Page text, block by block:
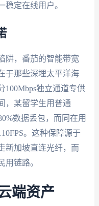
稳定在线用户。
阱，番茄的智能带宽
于那些深埋太平洋海
独立通道专供
，某留学生用普通
数据丢包，而同在用
。这种保障源于
新加坡直连光纤，而
用链路。
端资产